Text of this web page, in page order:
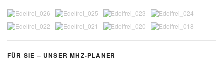
FÜR SIE – UNSER MHZ-PLANER